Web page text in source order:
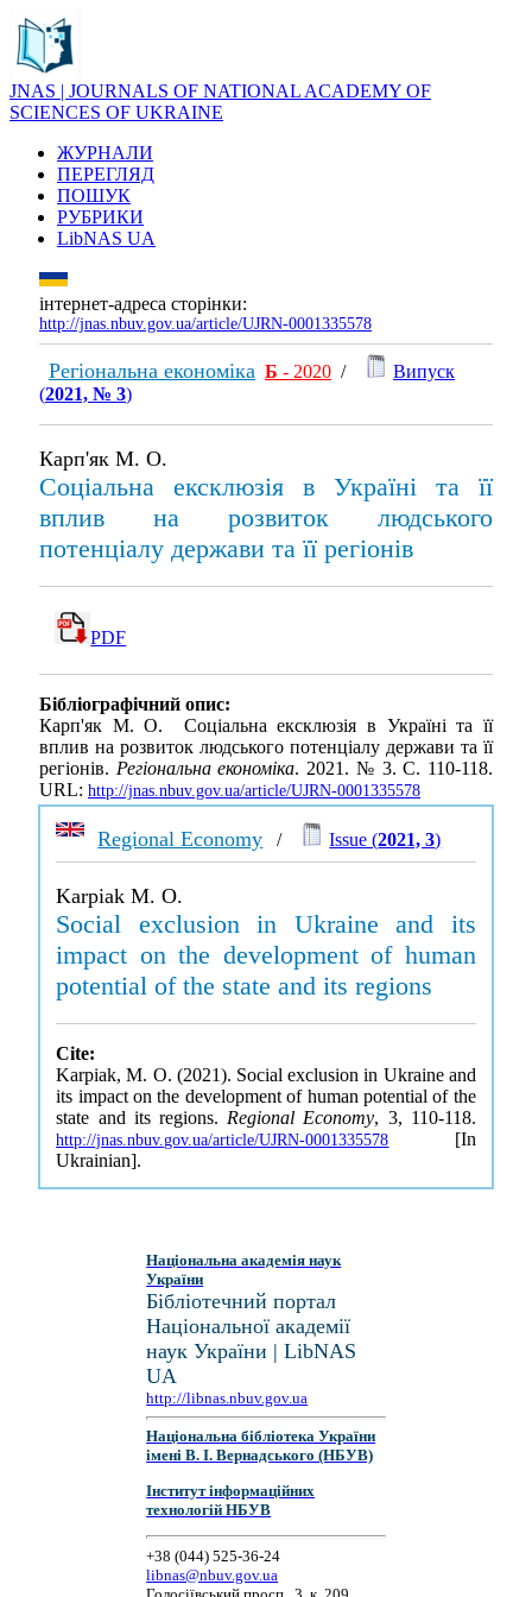
JNAS | JOURNALS OF NATIONAL ACADEMY OF
SCIENCES OF UKRAINE
ЖУРНАЛИ
ПЕРЕГЛЯД
ПОШУК
РУБРИКИ
LibNAS UA
інтернет-адреса сторінки:
http://jnas.nbuv.gov.ua/article/UJRN-0001335578
Регіональна економіка Б - 2020 /
Випуск
(2021, № 3)
Карп'як М. О.
Соціальна ексклюзія в Україні та її
вплив на розвиток людського
потенціалу держави та її регіонів
PDF
Бібліографічний опис:
Карп'як М. О. Соціальна ексклюзія в Україні та її
вплив на розвиток людського потенціалу держави та її
регіонів. Регіональна економіка. 2021. № 3. С. 110-118.
URL: http://jnas.nbuv.gov.ua/article/UJRN-0001335578
Regional Economy / Issue (2021, 3)
Karpiak M. O.
Social exclusion in Ukraine and its
impact on the development of human
potential of the state and its regions
Cite:
Karpiak, M. O. (2021). Social exclusion in Ukraine and
its impact on the development of human potential of the
state and its regions. Regional Economy, 3, 110-118.
http://jnas.nbuv.gov.ua/article/UJRN-0001335578 [In
Ukrainian].
Національна академія наук
України
Бібліотечний портал
Національної академії
наук України | LibNAS
UA
http://libnas.nbuv.gov.ua
Національна бібліотека України
імені В. І. Вернадського (НБУВ)
Інститут інформаційних
технологій НБУВ
+38 (044) 525-36-24
libnas@nbuv.gov.ua